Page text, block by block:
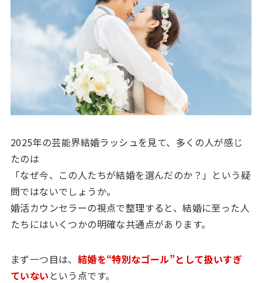
2025年の芸能界結婚ラッシュを見て、多くの人が感じ
たのは
「なぜ今、この人たちが結婚を選んだのか？」という疑
問ではないでしょうか。
婚活カウンセラーの視点で整理すると、結婚に至った人
たちにはいくつかの明確な共通点があります。
まず一つ目は、 結婚を“特別なゴール”として扱いすぎ
ていない という点です。